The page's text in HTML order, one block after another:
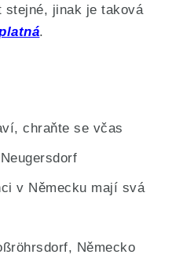
stejné, jinak je taková
.
chraňte se včas
v Německu mají svá
Německo